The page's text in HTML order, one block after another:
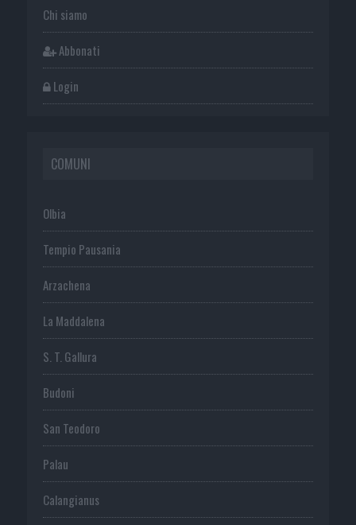
Chi siamo
Abbonati
Login
COMUNI
Olbia
Tempio Pausania
Arzachena
La Maddalena
S. T. Gallura
Budoni
San Teodoro
Palau
Calangianus